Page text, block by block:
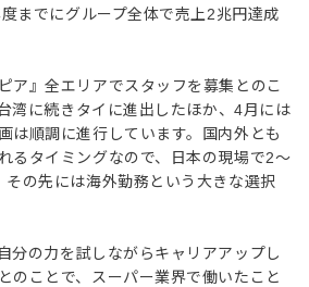
までにグループ全体で売上2兆円達成
ア』全エリアでスタッフを募集とのこ
湾に続きタイに進出したほか、4月には
は順調に進行しています。国内外とも
るタイミングなので、日本の現場で2〜
の先には海外勤務という大きな選択
分の力を試しながらキャリアアップし
のことで、スーパー業界で働いたこと